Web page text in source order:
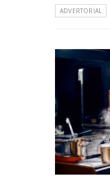
ADVERTORIAL